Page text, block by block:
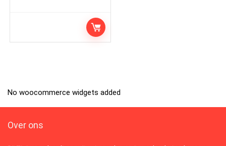
No woocommerce widgets added
Over ons